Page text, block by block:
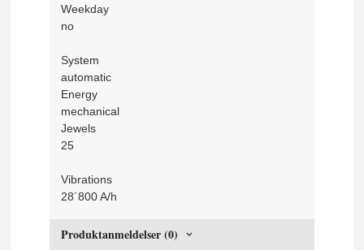
Weekday
no
System
automatic
Energy
mechanical
Jewels
25
Vibrations
28´800 A/h
Produktanmeldelser (0)